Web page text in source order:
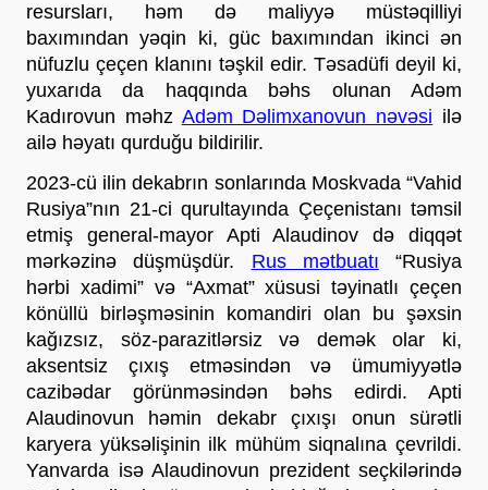
resursları, həm də maliyyə müstəqilliyi
baxımından yəqin ki, güc baxımından ikinci ən
nüfuzlu çeçen klanını təşkil edir. Təsadüfi deyil ki,
yuxarıda da haqqında bəhs olunan Adəm
Kadırovun məhz Adəm Dəlimxanovun nəvəsi ilə
ailə həyatı qurduğu bildirilir.
2023-cü ilin dekabrın sonlarında Moskvada “Vahid
Rusiya”nın 21-ci qurultayında Çeçenistanı təmsil
etmiş general-mayor Apti Alaudinov də diqqət
mərkəzinə düşmüşdür. Rus mətbuatı “Rusiya
hərbi xadimi” və “Axmat” xüsusi təyinatlı çeçen
könüllü birləşməsinin komandiri olan bu şəxsin
kağızsız, söz-parazitlərsiz və demək olar ki,
aksentsiz çıxış etməsindən və ümumiyyətlə
cazibədar görünməsindən bəhs edirdi. Apti
Alaudinovun həmin dekabr çıxışı onun sürətli
karyera yüksəlişinin ilk mühüm siqnalına çevrildi.
Yanvarda isə Alaudinovun prezident seçkilərində